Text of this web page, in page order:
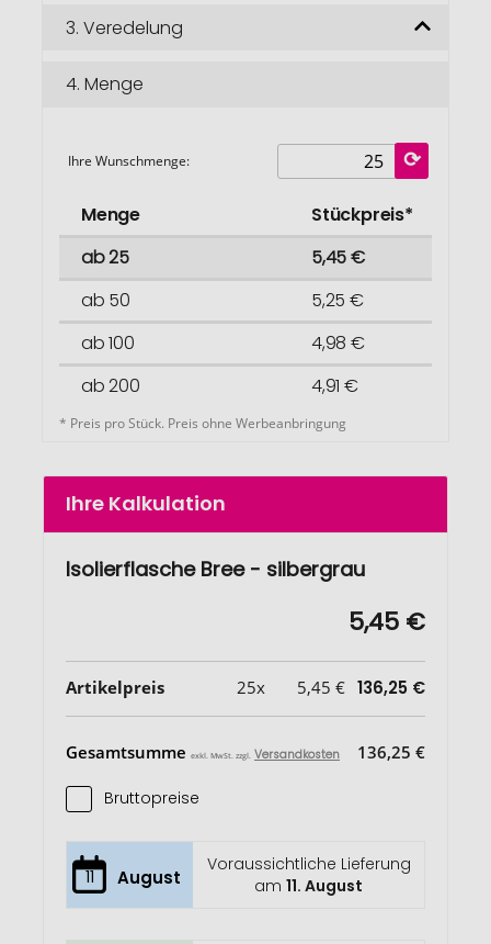
3. Veredelung
4. Menge
Ihre Wunschmenge:
Menge
Stückpreis*
ab 25
5,45 €
ab 50
5,25 €
ab 100
4,98 €
ab 200
4,91 €
* Preis pro Stück. Preis ohne Werbeanbringung
Ihre Kalkulation
Isolierflasche Bree - silbergrau
5,45 €
Artikelpreis 25x 5,45 € 136,25 €
Gesamtsumme exkl. MwSt. zzgl. Versandkosten 136,25 €
Bruttopreise
11 August
Voraussichtliche Lieferung
am11. August